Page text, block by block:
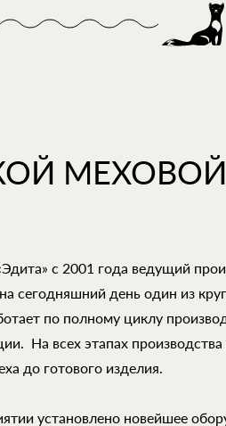
с 2001 года ведущий
сегодняшний день один из
по полному циклу
На всех этапах
до готового изделия.
установлено новейшее